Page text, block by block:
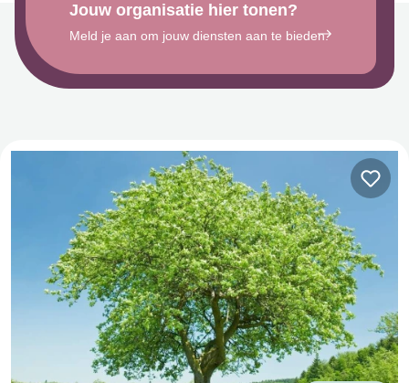
Jouw organisatie hier tonen?
Meld je aan om jouw diensten aan te bieden.